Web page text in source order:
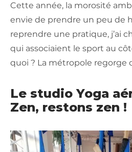
Cette année, la morosité
envie de prendre un peu de
reprendre une pratique, j’ai
qui associaient le sport au
quoi ? La métropole regorge
Le studio Yoga
Zen, restons zen !